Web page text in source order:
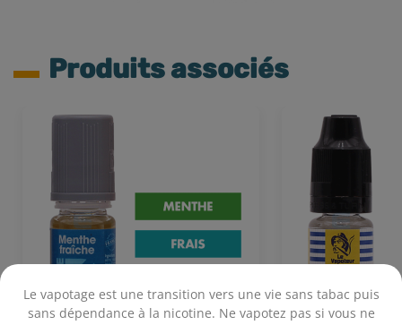
Le vapotage est une transition vers une vie sans tabac puis
sans dépendance à la nicotine. Ne vapotez pas si vous ne
Produits associés